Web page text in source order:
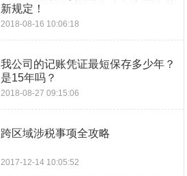
新规定！
2018-08-16 10:06:18
我公司的记账凭证最短保存多少年？
是15年吗？
2018-08-27 09:15:06
跨区域涉税事项全攻略
2017-12-14 10:05:52